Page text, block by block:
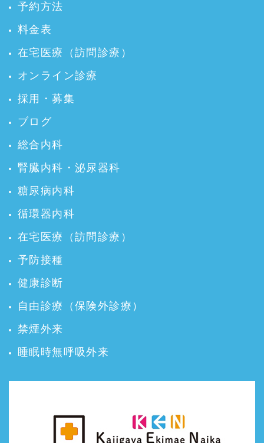
予約方法
料金表
在宅医療（訪問診療）
オンライン診療
採用・募集
ブログ
総合内科
腎臓内科・泌尿器科
糖尿病内科
循環器内科
在宅医療（訪問診療）
予防接種
健康診断
自由診療（保険外診療）
禁煙外来
睡眠時無呼吸外来